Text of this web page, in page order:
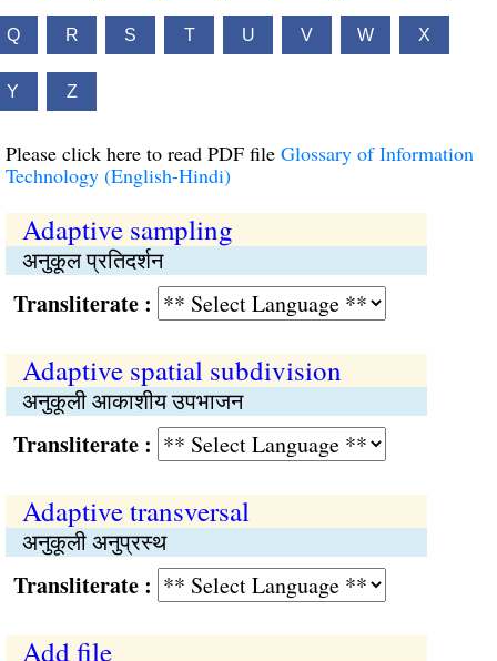
Q R S T U V W X
Y Z
Please click here to read PDF file Glossary of Information
Technology (English-Hindi)
Adaptive sampling
अनुकूल प्रतिदर्शन
:
Adaptive spatial subdivision
अनुकूली आकाशीय उपभाजन
:
Adaptive transversal
अनुकूली अनुप्रस्थ
:
Add file